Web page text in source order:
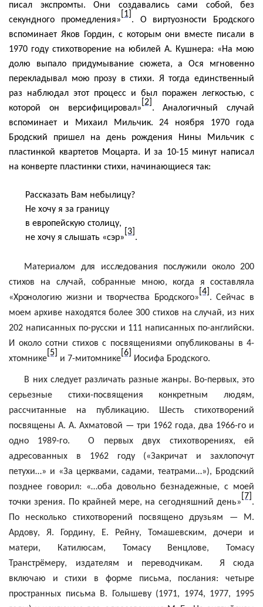
писал экспромты. Они создавались сами собой, без
секундного промедления»
[1]
. О виртуозности Бродского
вспоминает Яков
Гордин, с которым они вместе писали в
1970 году стихотворение на юбилей А. Кушнера: «На мою
долю выпало придумывание сюжета, а Ося мгновенно
перекладывал мою прозу в стихи. Я тогда единственный
раз наблюдал этот процесс и был поражен легкостью, с
которой он версифицировал»
[2]
. Аналогичный случай
вспоминает и Михаил
Мильчик. 24 ноября 1970 года
Бродский пришел на день рождения Нины
Мильчик с
пластинкой квартетов Моцарта. И за 10-15 минут написал
на конверте пластинки стихи, начинающиеся так:
Рассказать Вам небылицу?
Не хочу я за границу
в европейскую столицу,
не хочу я слышать «сэр»
[3]
.
Материалом для исследования послужили около 200
стихов на случай, собранные мною, когда я составляла
«Хронологию жизни и творчества Бродского»
[4]
. Сейчас в
моем архиве находятся более 300 стихов на случай, из них
202 написанных по-русски и 111 написанных по-английски.
И около сотни стихов с посвящениями опубликованы в 4-
хтомнике
[5]
и 7-митомнике
[6]
Иосифа Бродского.
В них следует различать разные жанры. Во-первых, это
серьезные стихи-посвящения конкретным людям,
рассчитанные на публикацию. Шесть стихотворений
посвящены А. А. Ахматовой — три 1962 года, два 1966-го и
одно 1989-го.
О первых двух стихотворениях, ей
адресованных в 1962 году («Закричат и захлопочут
петухи…» и «За церквами, садами, театрами…»), Бродский
позднее говорил: «…оба довольно безнадежные, с моей
точки зрения. По крайней мере, на сегодняшний день»
[7]
.
По несколько стихотворений посвящено друзьям — М.
Ардову, Я.
Гордину, Е. Рейну, Томашевским, дочери и
матери,
Катилюсам, Томасу Венцлове, Томасу
Транстрёмеру, издателям и переводчикам.
Я сюда
включаю и стихи в форме письма, послания: четыре
пространных письма В. Голышеву (1971, 1974, 1977, 1995